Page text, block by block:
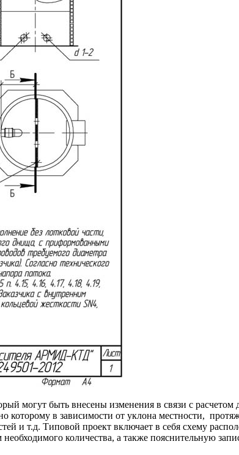
могут быть внесены изменения в связи с
в зависимости от уклона местности,
и т.д. Типовой проект включает в себя схему
количества, а также пояснительную